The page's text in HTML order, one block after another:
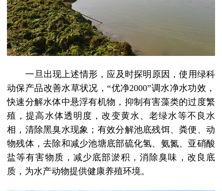
一旦出现上述情形，应及时探明原因，使用绿科
动保产品改善水草状况，“优净2000”调水净水功效，
快速分解水体中悬浮有机物，抑制有害藻类的过度繁
殖，提高水体透明度，改变黄水、老绿水等不良水
相，清除黑臭水现象；有效分解池底残饵、粪便、动
物残体，去除和减少池塘底部硫化氢、氨氮、亚硝酸
盐等有害物质，减少底部淤积，消除臭味，改良底
质，为水产动物提供健康养殖环境。